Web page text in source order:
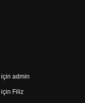
için admin
için Filiz